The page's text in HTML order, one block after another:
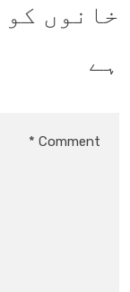
خانوں کو
ہے